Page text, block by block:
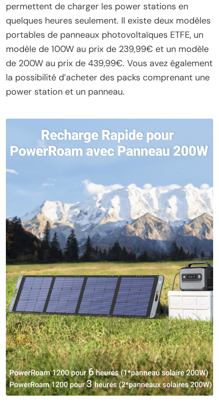
permettent de charger les power stations en
quelques heures seulement. Il existe deux modèles
portables de panneaux photovoltaïques ETFE, un
modèle de 100W au prix de 239,99€ et un modèle
de 200W au prix de 439,99€. Vous avez également
la possibilité d’acheter des packs comprenant une
power station et un panneau.